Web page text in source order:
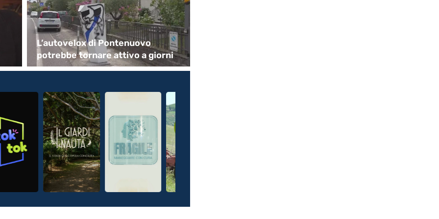
L’autovelox di Pontenuovo
potrebbe tornare attivo a giorni